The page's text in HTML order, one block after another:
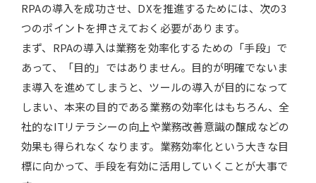
RPAの導入を成功させ、DXを推進するためには、次の3
つのポイントを押さえておく必要があります。
まず、RPAの導入は業務を効率化するための「手段」で
あって、「目的」ではありません。目的が明確でないま
ま導入を進めてしまうと、ツールの導入が目的になって
しまい、本来の目的である業務の効率化はもちろん、全
社的なITリテラシーの向上や業務改善意識の醸成などの
効果も得られなくなります。業務効率化という大きな目
標に向かって、手段を有効に活用していくことが大事で